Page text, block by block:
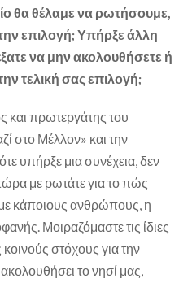
θα θέλαμε να ρωτήσουμε,
επιλογή; Υπήρξε άλλη
να μην ακολουθήσετε ή
τελική σας επιλογή;
και πρωτεργάτης του
στο Μέλλον» και την
υπήρξε μια συνέχεια, δεν
με ρωτάτε για το πώς
κάποιους ανθρώπους, η
Μοιραζόμαστε τις ίδιες
στόχους για την
το νησί μας,